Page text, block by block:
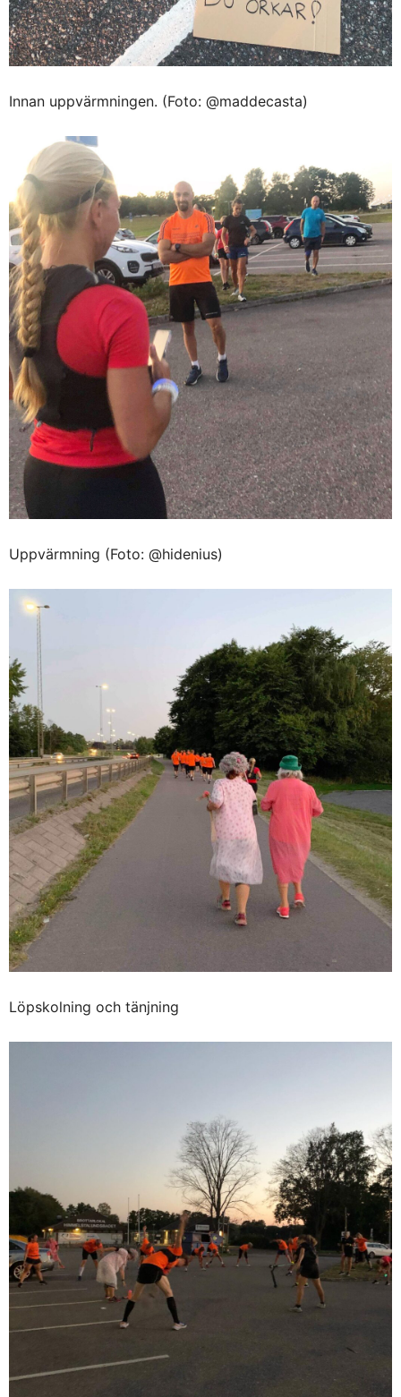
Innan uppvärmningen. (Foto: @maddecasta)
Uppvärmning (Foto: @hidenius)
Löpskolning och tänjning